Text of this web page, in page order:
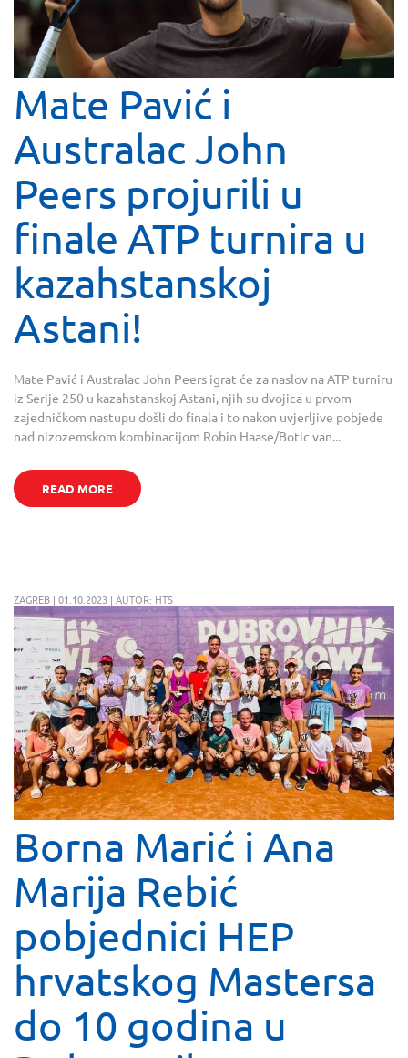
Mate Pavić i
Australac John
Peers projurili u
finale ATP turnira u
kazahstanskoj
Astani!
Mate Pavić i Australac John Peers igrat će za naslov na ATP turniru
iz Serije 250 u kazahstanskoj Astani, njih su dvojica u prvom
zajedničkom nastupu došli do finala i to nakon uvjerljive pobjede
nad nizozemskom kombinacijom Robin Haase/Botic van...
READ MORE
ZAGREB | 01.10.2023 | AUTOR: HTS
Borna Marić i Ana
Marija Rebić
pobjednici HEP
hrvatskog Mastersa
do 10 godina u